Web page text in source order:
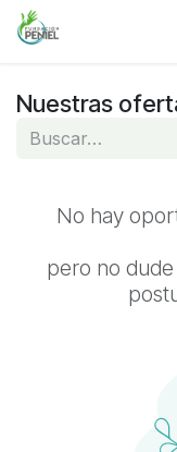
Ir al contenido
Nuestras
No hay
pero no